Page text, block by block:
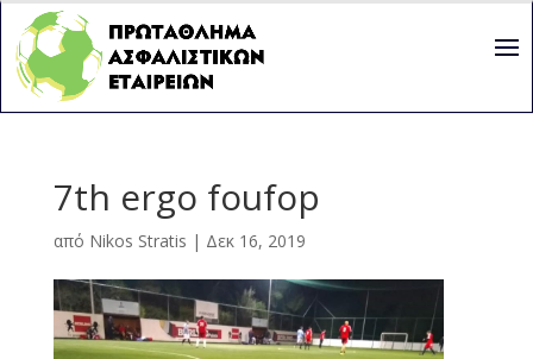
7th ergo foufop
από Nikos Stratis | Δεκ 16, 2019